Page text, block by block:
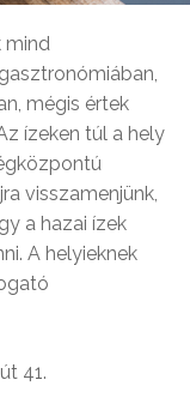
mind
mégis értek
ízeken túl a hely
visszamenjünk,
a hazai ízek
A helyieknek
41.